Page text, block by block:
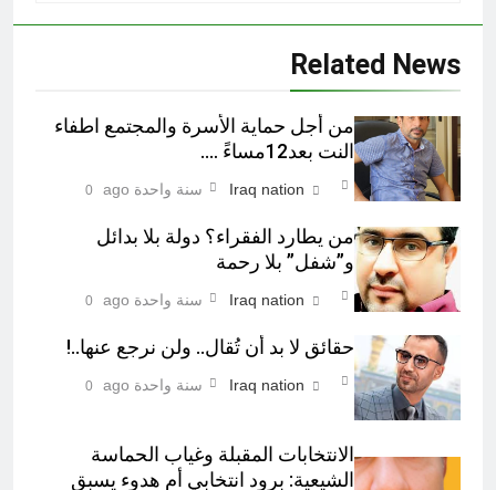
Related News
من أجل حماية الأسرة والمجتمع اطفاء
النت بعد12مساءً ….
Iraq nation سنة واحدة ago 0
من يطارد الفقراء؟ دولة بلا بدائل
و”شفل” بلا رحمة
Iraq nation سنة واحدة ago 0
حقائق لا بد أن تُقال.. ولن نرجع عنها..!
Iraq nation سنة واحدة ago 0
الانتخابات المقبلة وغياب الحماسة
الشيعية: برود انتخابي أم هدوء يسبق